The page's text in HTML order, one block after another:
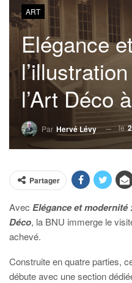
ART
Elégance
l’Art Déco
Par Hervé Lévy le
Partager
Avec Elégance et modernité
Déco, la BNU immerge le
achevé.
Construite en quatre parties,
débute avec une section